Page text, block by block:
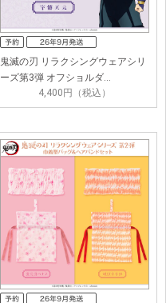
鬼滅の刃 リラクシングウェアシリ
ーズ第3弾 オフショルダ…
4,400円（税込）